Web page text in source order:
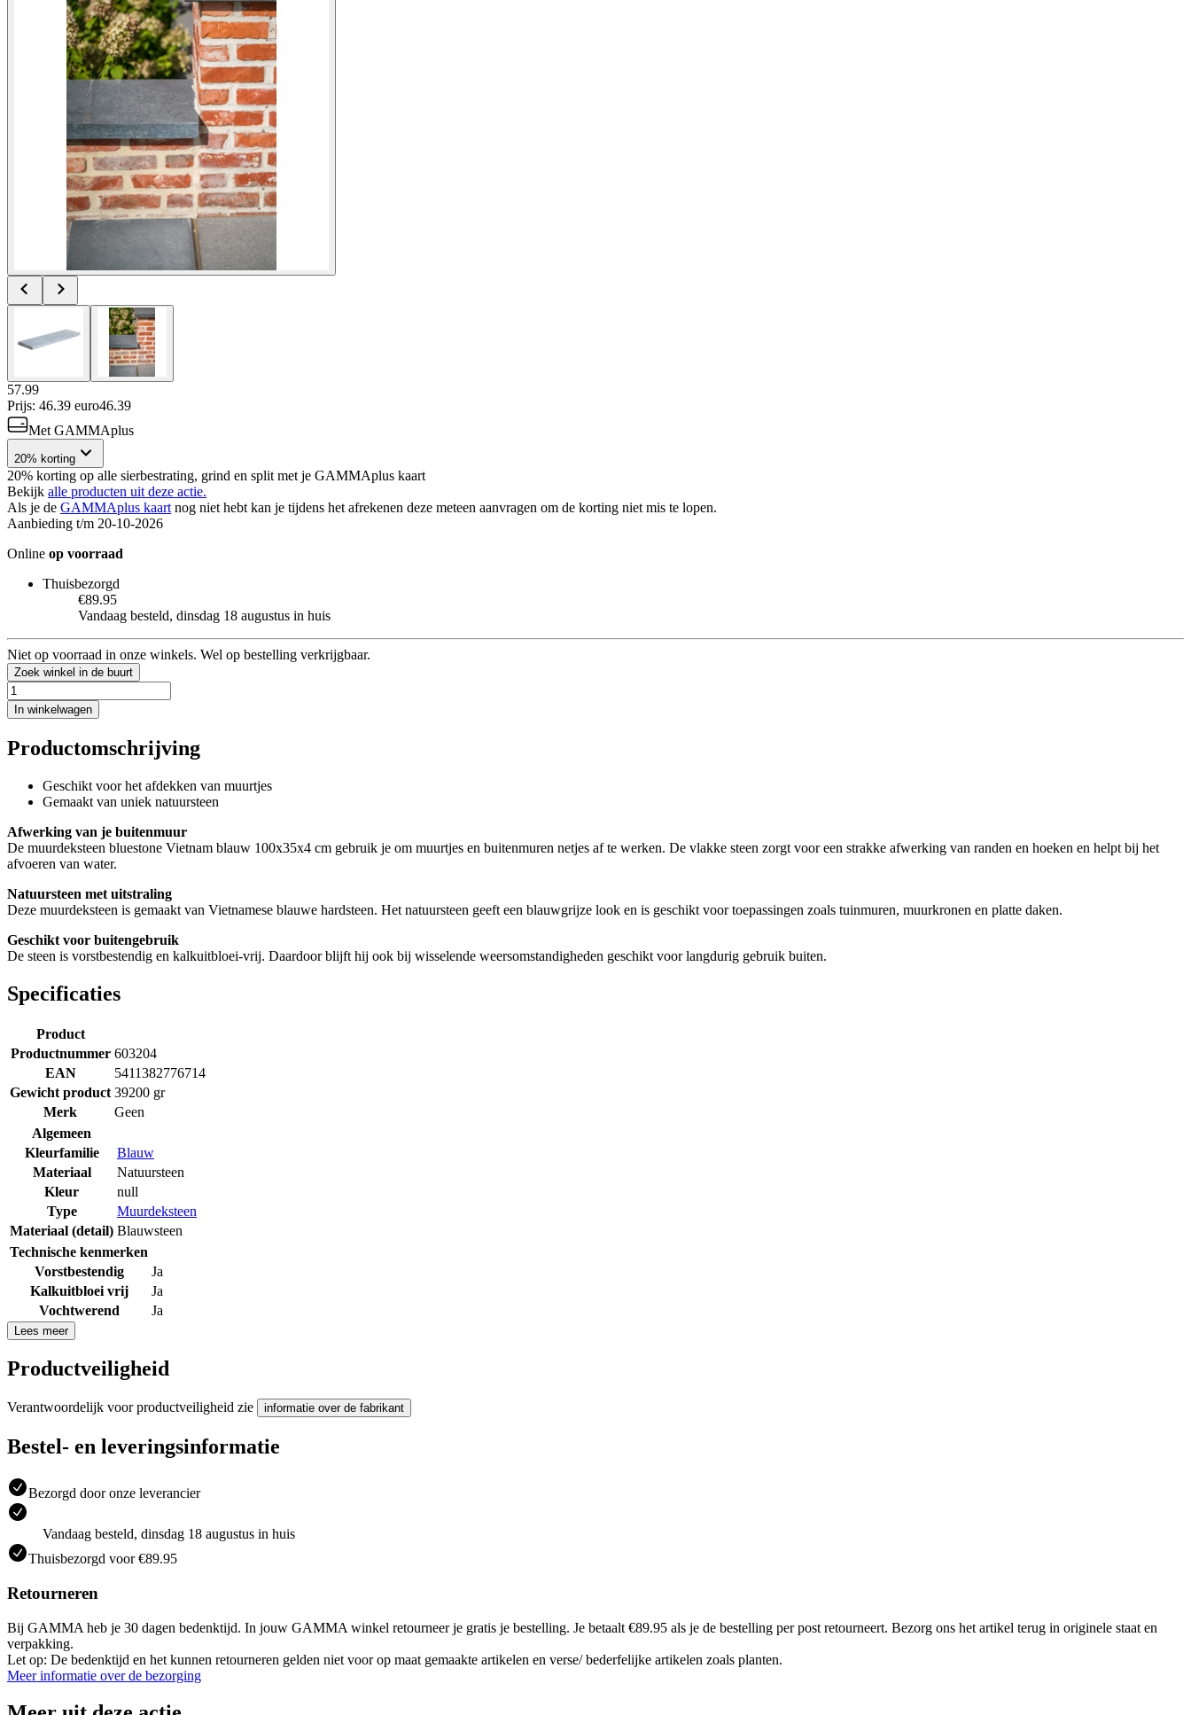
57.99
Prijs: 46.39 euro46.39
Met GAMMAplus
20% korting
20% korting op alle sierbestrating, grind en split met je GAMMAplus kaart
Bekijk alle producten uit deze actie.
Als je de GAMMAplus kaart nog niet hebt kan je tijdens het afrekenen deze meteen aanvragen om de korting niet mis te lopen.
Aanbieding t/m 20-10-2026
Online op voorraad
Thuisbezorgd
€89.95
Vandaag besteld, dinsdag 18 augustus in huis
Niet op voorraad in onze winkels. Wel op bestelling verkrijgbaar.
Zoek winkel in de buurt
In winkelwagen
Productomschrijving
Geschikt voor het afdekken van muurtjes
Gemaakt van uniek natuursteen
Afwerking van je buitenmuur
De muurdeksteen bluestone Vietnam blauw 100x35x4 cm gebruik je om muurtjes en buitenmuren netjes af te werken. De vlakke steen zorgt voor een strakke afwerking van randen en hoeken en helpt bij het
afvoeren van water.
Natuursteen met uitstraling
Deze muurdeksteen is gemaakt van Vietnamese blauwe hardsteen. Het natuursteen geeft een blauwgrijze look en is geschikt voor toepassingen zoals tuinmuren, muurkronen en platte daken.
Geschikt voor buitengebruik
De steen is vorstbestendig en kalkuitbloei-vrij. Daardoor blijft hij ook bij wisselende weersomstandigheden geschikt voor langdurig gebruik buiten.
Specificaties
Product
Productnummer 603204
EAN
5411382776714
Gewicht product 39200 gr
Merk
Geen
Algemeen
Kleurfamilie
Blauw
Materiaal
Natuursteen
Kleur
null
Type
Muurdeksteen
Materiaal (detail) Blauwsteen
Technische kenmerken
Vorstbestendig
Ja
Kalkuitbloei vrij
Ja
Vochtwerend
Ja
Lees meer
Productveiligheid
Verantwoordelijk voor productveiligheid zie informatie over de fabrikant
Bestel- en leveringsinformatie
Bezorgd door onze leverancier
Vandaag besteld, dinsdag 18 augustus in huis
Thuisbezorgd voor €89.95
Retourneren
Bij GAMMA heb je 30 dagen bedenktijd. In jouw GAMMA winkel retourneer je gratis je bestelling. Je betaalt €89.95 als je de bestelling per post retourneert. Bezorg ons het artikel terug in originele staat en
verpakking.
Let op: De bedenktijd en het kunnen retourneren gelden niet voor op maat gemaakte artikelen en verse/ bederfelijke artikelen zoals planten.
Meer informatie over de bezorging